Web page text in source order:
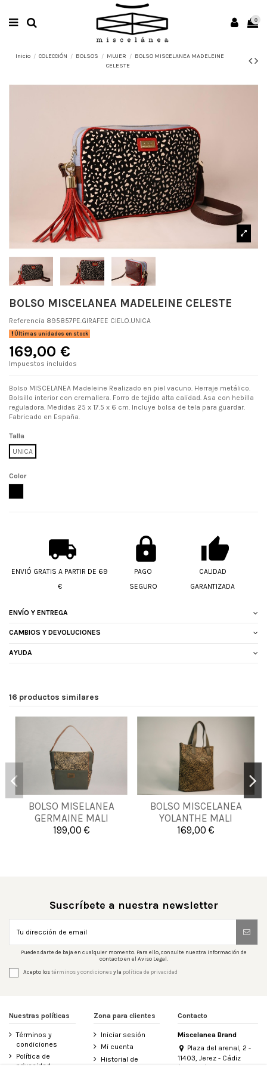
0
Inicio COLECCIÓN BOLSOS MUJER
BOLSO MISCELANEA MADELEINE
CELESTE
BOLSO MISCELANEA MADELEINE CELESTE
Referencia 895857PE.GIRAFEE CIELO.UNICA
Últimas unidades en stock
169,00 €
Impuestos incluidos
Bolso MISCELANEA Madeleine Realizado en piel vacuno. Herraje metálico.
Bolsillo interior con cremallera. Forro de tejido alta calidad. Asa con hebilla
reguladora. Medidas 25 x 17.5 x 6 cm. Incluye bolsa de tela para guardar.
Fabricado en España.
Talla
UNICA
Color
ENVIÓ GRATIS A PARTIR DE 69
€
PAGO
SEGURO
CALIDAD
GARANTIZADA
ENVÍO Y ENTREGA
CAMBIOS Y DEVOLUCIONES
AYUDA
16 productos similares
BOLSO MISELANEA
GERMAINE MALI
199,00 €
UNICA
Añadir al carrito
BOLSO MISCELANEA
YOLANTHE MALI
169,00 €
UNICA
Añadir al carrito
Suscríbete a nuestra newsletter
Puedes darte de baja en cualquier momento. Para ello, consulte nuestra información de
contacto en el Aviso Legal.
Acepto lostérminos y condicionesy la política de privacidad
Nuestras políticas
Términos y
condiciones
Política de
privacidad
Zona para clientes
Iniciar sesión
Mi cuenta
Historial de
Contacto
Miscelanea Brand
Plaza del arenal, 2 -
11403, Jerez - Cádiz
(España)